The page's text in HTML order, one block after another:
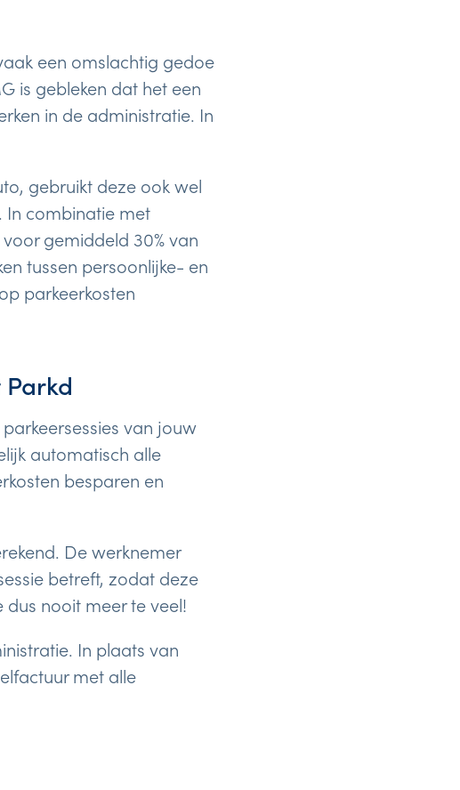
een omslachtig gedoe
is gebleken dat het een
in de administratie. In
gebruikt deze ook wel
In combinatie met
gemiddeld 30% van
tussen persoonlijke- en
parkeerkosten
van jouw
automatisch alle
besparen en
De werknemer
betreft, zodat deze
nooit meer te veel!
In plaats van
met alle